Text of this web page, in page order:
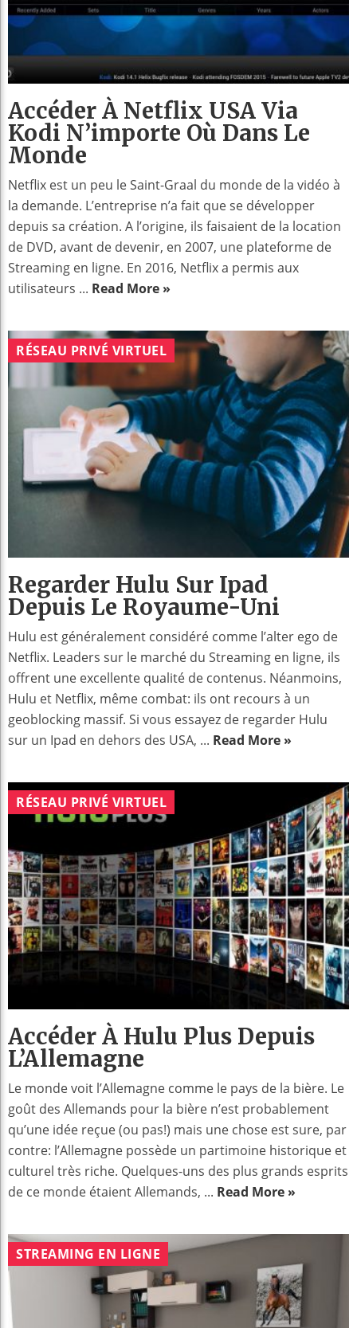
Accéder À Netflix USA Via
Kodi N’importe Où Dans Le
Monde
Netflix est un peu le Saint-Graal du monde de la vidéo à
la demande. L’entreprise n’a fait que se développer
depuis sa création. A l’origine, ils faisaient de la location
de DVD, avant de devenir, en 2007, une plateforme de
Streaming en ligne. En 2016, Netflix a permis aux
utilisateurs ... Read More »
RÉSEAU PRIVÉ VIRTUEL
Regarder Hulu Sur Ipad
Depuis Le Royaume-Uni
Hulu est généralement considéré comme l’alter ego de
Netflix. Leaders sur le marché du Streaming en ligne, ils
offrent une excellente qualité de contenus. Néanmoins,
Hulu et Netflix, même combat: ils ont recours à un
geoblocking massif. Si vous essayez de regarder Hulu
sur un Ipad en dehors des USA, ... Read More »
RÉSEAU PRIVÉ VIRTUEL
Accéder À Hulu Plus Depuis
L’Allemagne
Le monde voit l’Allemagne comme le pays de la bière. Le
goût des Allemands pour la bière n’est probablement
qu’une idée reçue (ou pas!) mais une chose est sure, par
contre: l’Allemagne possède un partimoine historique et
culturel très riche. Quelques-uns des plus grands esprits
de ce monde étaient Allemands, ... Read More »
STREAMING EN LIGNE